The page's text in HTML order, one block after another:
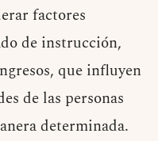
factores
de instrucción,
que influyen
de las personas
determinada.